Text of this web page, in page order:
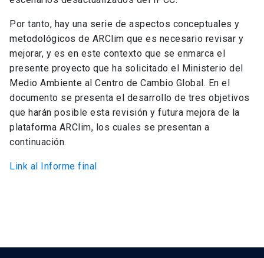
Por tanto, hay una serie de aspectos conceptuales y
metodológicos de ARClim que es necesario revisar y
mejorar, y es en este contexto que se enmarca el
presente proyecto que ha solicitado el Ministerio del
Medio Ambiente al Centro de Cambio Global. En el
documento se presenta el desarrollo de tres objetivos
que harán posible esta revisión y futura mejora de la
plataforma ARClim, los cuales se presentan a
continuación.
Link al Informe final